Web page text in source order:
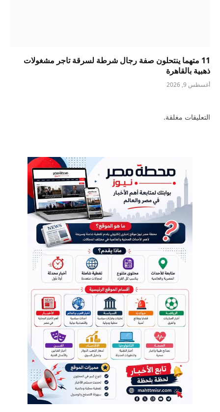
11 متهما ينتحلون صفة رجال شرطة لسرقة تاجر مشغولات
ذهبية بالقاهرة
أغسطس 9, 2026
التعليقات مغلقة.